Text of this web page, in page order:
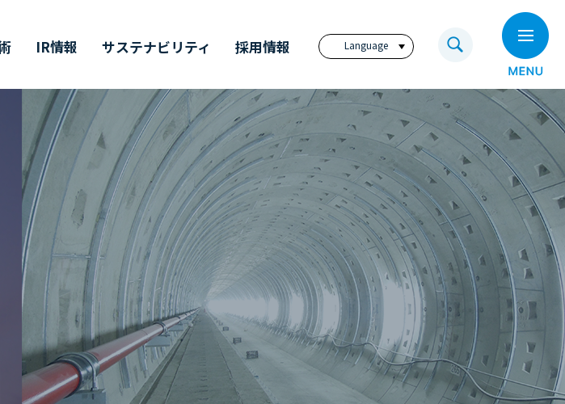
会社概要 ビジョン
CMギャラリー 奥村組の歩み
環境技術 奥村組技術研究所
IR情報
その他開示情報 電子公告
株主通信
アニュアル・レポート
（英文）
単元未満株式の
買取請求について
ディスクロージャー
ポリシー
サステナビリティ
ESG/SDGsについて 奥村組のイノベーション
DX戦略 コーポレートレポート
採用情報
インターンシップ 福利厚生サイト
Language
English
繁體中文